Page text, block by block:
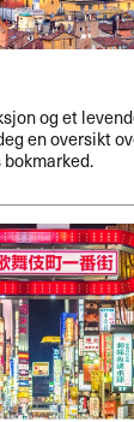
og et
en oversikt